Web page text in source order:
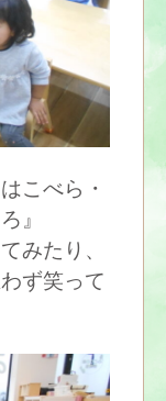
こべら・
』
みたり、
ず笑って